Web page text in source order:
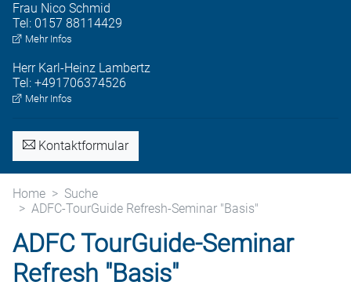
Frau Nico Schmid
Tel: 0157 88114429
Mehr Infos
Herr Karl-Heinz Lambertz
Tel: +491706374526
Mehr Infos
Kontaktformular
Home
Suche
ADFC-TourGuide Refresh-Seminar "Basis"
ADFC TourGuide-Seminar
Refresh "Basis"